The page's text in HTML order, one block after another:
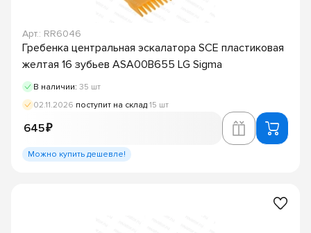
Арт.: RR6046
Гребенка центральная эскалатора SCE пластиковая
желтая 16 зубьев ASA00B655 LG Sigma
В наличии: 35 шт
02.11.2026 поступит на склад 15 шт
645 ₽
Можно купить дешевле!